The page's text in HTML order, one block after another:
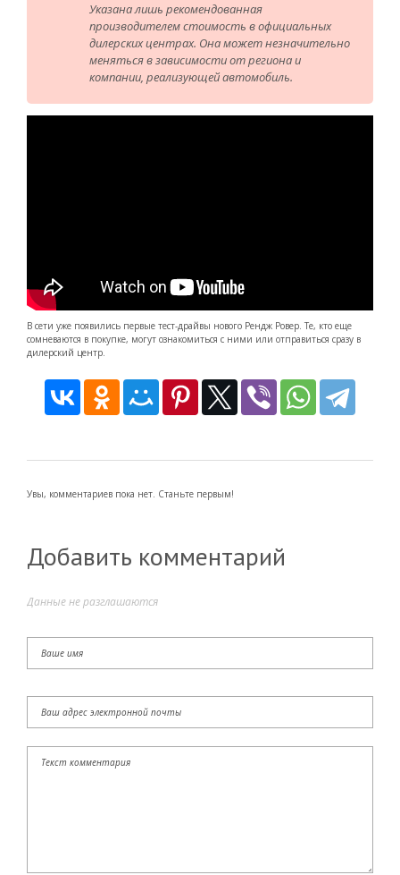
Указана лишь рекомендованная
производителем стоимость в официальных
дилерских центрах. Она может незначительно
меняться в зависимости от региона и
компании, реализующей автомобиль.
В сети уже появились первые тест-драйвы нового Рендж Ровер. Те, кто еще
сомневаются в покупке, могут ознакомиться с ними или отправиться сразу в
дилерский центр.
Увы, комментариев пока нет. Станьте первым!
Добавить комментарий
Данные не разглашаются